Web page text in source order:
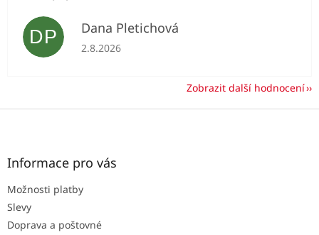
DP Dana Pletichová
Hodnocení obchodu je 5 z 5 hvězdiček.
2.8.2026
Zobrazit další hodnocení
Z
Informace pro vás
Možnosti platby
Slevy
Doprava a poštovné